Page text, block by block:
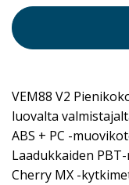
VEM88 V2
luovalta
ABS + PC -
Laadukkaiden
Cherry MX -